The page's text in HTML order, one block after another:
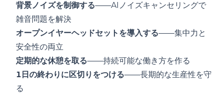
背景ノイズを制御する——AIノイズキャンセリングで
雑音問題を解決
オープンイヤーヘッドセットを導入する——集中力と
安全性の両立
定期的な休憩を取る——持続可能な働き方を作る
1日の終わりに区切りをつける——長期的な生産性を守
る